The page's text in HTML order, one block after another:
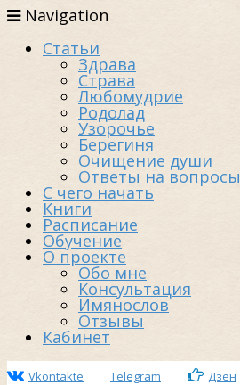
Navigation
Статьи
Здрава
Страва
Любомудрие
Родолад
Узорочье
Берегиня
Очищение души
Ответы на вопросы
С чего начать
Книги
Расписание
Обучение
О проекте
Обо мне
Консультация
Имянослов
Отзывы
Кабинет
Vkontakte Telegram Дзен